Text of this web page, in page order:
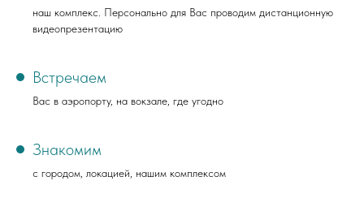
наш комплекс. Персонально для Вас проводим дистанционную
видеопрезентацию
Встречаем
Вас в аэропорту, на вокзале, где угодно
Знакомим
с городом, локацией, нашим комплексом